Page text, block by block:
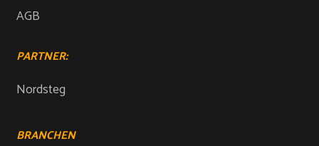
AGB
PARTNER:
Nordsteg
BRANCHEN